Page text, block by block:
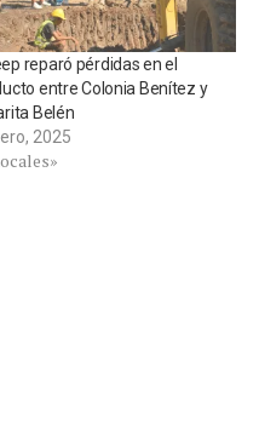
reparó pérdidas en el
entre Colonia Benítez y
Belén
2025